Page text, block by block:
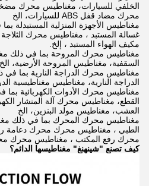
الخلفي للسيارات، مغناطيس محرك
محرك مضاد قفل ABS للسيارات، الخ
مغناطيس الأجهزة المنزلية المستبدلة
غسالة المستبد ، مغناطيس محرك
مكيف الهواء المستبد ، إلخ.
مغناطيس محرك المروحة بما في ذلك
السقفية، مغناطيس المروحة الأرضية، الخ
مغناطيس محرك الدراجة النارية بما
الدراجة النارية، مغناطيس مغناطيسية
مغناطيس محرك الأدوات الكهربائية
القطع، مغناطيس محرك آلة المنشار
العشب، مغناطيس مولد البنزين، الخ
مغناطيس محرك المحرك بما في ذلك
الطبي ، مغناطيس محرك محرك دعامة
محرك رفع المكتب ، مغناطيس محرك
كيف تصنع "شينهنغ" مغناطيسها الدائم؟